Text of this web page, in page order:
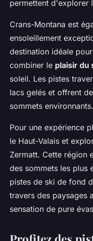
permettent d'explorer
Crans-Montana est
ensoleillement
destination idéale
combiner le plaisir du
soleil. Les pistes
lacs gelés et offrent
sommets environnants.
Pour une expérience
le Haut-Valais et
Zermatt. Cette région
des sommets les plus
pistes de ski de fond
travers des paysages
sensation de pure